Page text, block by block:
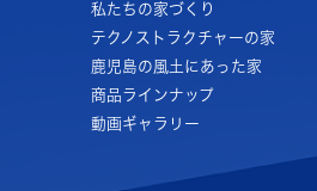
私たちの家づくり
テクノストラクチャーの家
鹿児島の風土にあった家
商品ラインナップ
動画ギャラリー